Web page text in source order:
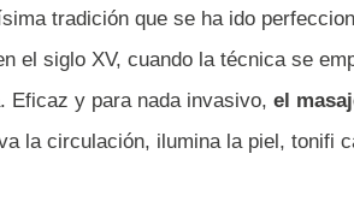
tradición que se ha ido
el siglo XV, cuando la técnica se
Eficaz y para nada invasivo, el
la circulación, ilumina la piel, tonifi